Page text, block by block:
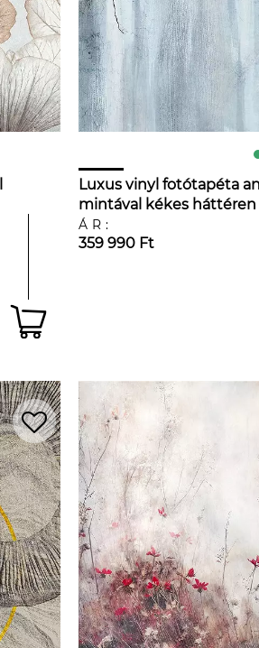
Luxus vinyl fotótapéta
mintával kékes háttéren
ÁR:
359 990 Ft